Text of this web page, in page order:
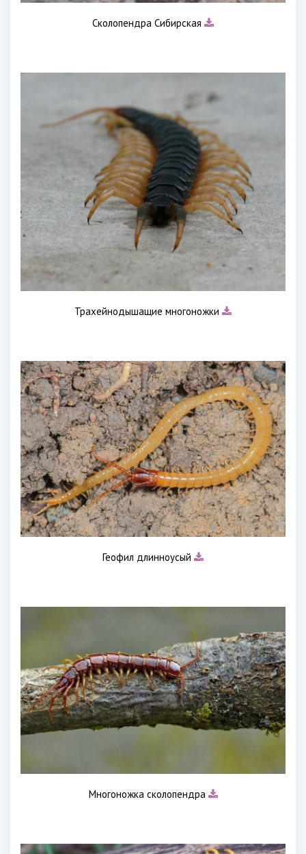
Сколопендра Сибирская
Трахейнодышащие многоножки
Геофил длинноусый
Многоножка сколопендра